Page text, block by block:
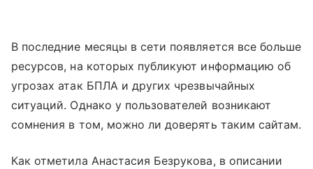
В последние месяцы в сети появляется все больше
ресурсов, на которых публикуют информацию об
угрозах атак БПЛА и других чрезвычайных
ситуаций. Однако у пользователей возникают
сомнения в том, можно ли доверять таким сайтам.
Как отметила Анастасия Безрукова, в описании